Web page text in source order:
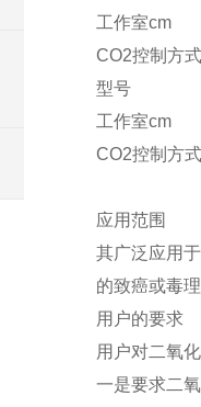
工作室cm
CO2控制方式
型号
工作室cm
CO2控制方式
应用范围
其广泛应用
的致癌或毒
用户的要求
用户对二氧
一是要求二